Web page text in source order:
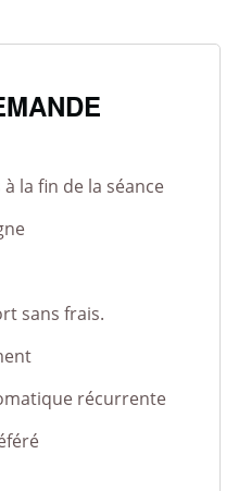
à la fin de la séance
sans frais.
récurrente